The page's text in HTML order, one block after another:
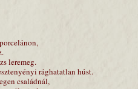
leremeg.
rághatatlan húst.
családnál,